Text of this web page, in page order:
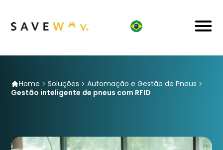
Home Soluções
Automação e Gestão de Pneus
Gestão inteligente de pneus com RFID